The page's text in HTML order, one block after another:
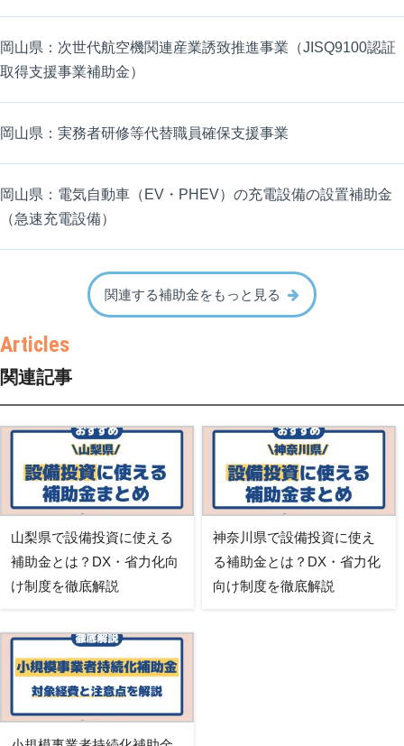
岡山県：次世代航空機関連産業誘致推進事業（JISQ9100認証
取得支援事業補助金）
岡山県：実務者研修等代替職員確保支援事業
岡山県：電気自動車（EV・PHEV）の充電設備の設置補助金
（急速充電設備）
関連する補助金をもっと見る
関連記事
山梨県で設備投資に使える
補助金とは？DX・省力化向
け制度を徹底解説
神奈川県で設備投資に使え
る補助金とは？DX・省力化
向け制度を徹底解説